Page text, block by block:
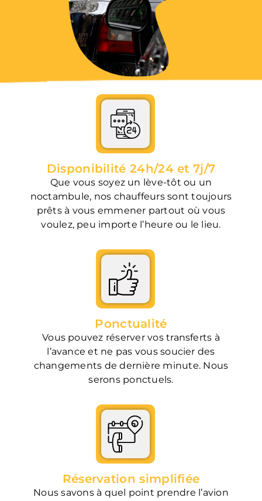
Disponibilité 24h/24 et 7j/7
Que vous soyez un lève-tôt ou un
noctambule, nos chauffeurs sont toujours
prêts à vous emmener partout où vous
voulez, peu importe l’heure ou le lieu.
Ponctualité
Vous pouvez réserver vos transferts à
l’avance et ne pas vous soucier des
changements de dernière minute. Nous
serons ponctuels.
Réservation simplifiée
Nous savons à quel point prendre l’avion